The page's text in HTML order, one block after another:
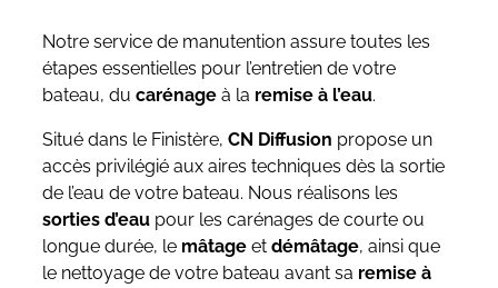
Notre service de manutention assure toutes les
étapes essentielles pour l’entretien de votre
bateau, du carénage à la remise à l’eau.
Situé dans le Finistère, CN Diffusion propose un
accès privilégié aux aires techniques dès la sortie
de l’eau de votre bateau. Nous réalisons les
sorties d’eau pour les carénages de courte ou
longue durée, le mâtage et démâtage, ainsi que
le nettoyage de votre bateau avant sa remise à